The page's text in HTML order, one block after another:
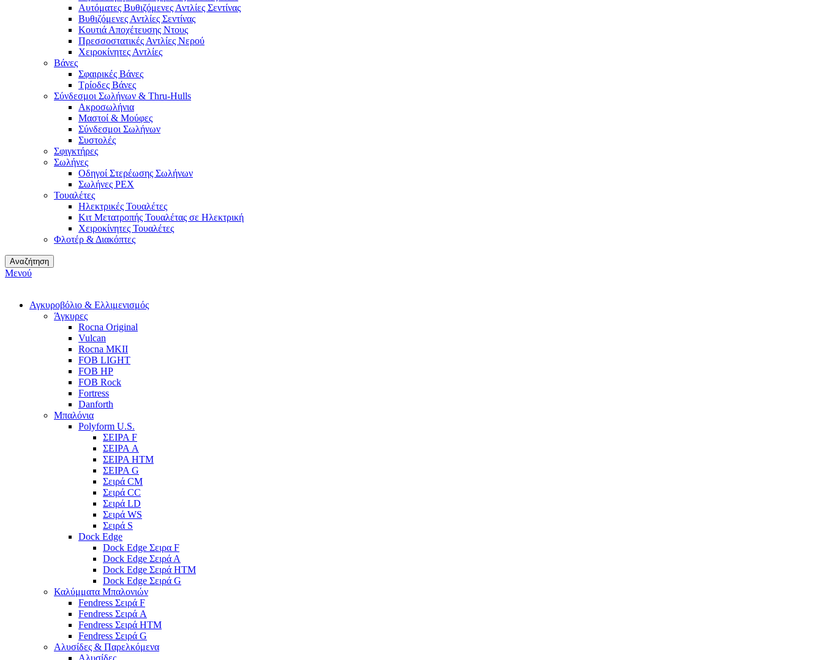
Αυτόματες Βυθιζόμενες Αντλίες Σεντίνας
Βυθιζόμενες Αντλίες Σεντίνας
Κουτιά Αποχέτευσης Ντους
Πρεσσοστατικές Αντλίες Νερού
Χειροκίνητες Αντλίες
Βάνες
Σφαιρικές Βάνες
Τρίοδες Βάνες
Σύνδεσμοι Σωλήνων & Thru-Hulls
Ακροσωλήνια
Μαστοί & Μούφες
Σύνδεσμοι Σωλήνων
Συστολές
Σφιγκτήρες
Σωλήνες
Οδηγοί Στερέωσης Σωλήνων
Σωλήνες PEX
Τουαλέτες
Ηλεκτρικές Τουαλέτες
Κιτ Μετατροπής Τουαλέτας σε Ηλεκτρική
Χειροκίνητες Τουαλέτες
Φλοτέρ & Διακόπτες
Αναζήτηση
Μενού
Αγκυροβόλιο & Ελλιμενισμός
Άγκυρες
Rocna Original
Vulcan
Rocna MKII
FOB LIGHT
FOB HP
FOB Rock
Fortress
Danforth
Μπαλόνια
Polyform U.S.
ΣΕΙΡΑ F
ΣΕΙΡΑ A
ΣΕΙΡΑ HTM
ΣΕΙΡΑ G
Σειρά CM
Σειρά CC
Σειρά LD
Σειρά WS
Σειρά S
Dock Edge
Dock Edge Σειρα F
Dock Edge Σειρά Α
Dock Edge Σειρά HTM
Dock Edge Σειρά G
Καλύμματα Μπαλονιών
Fendress Σειρά F
Fendress Σειρά A
Fendress Σειρά HTM
Fendress Σειρά G
Αλυσίδες & Παρελκόμενα
Αλυσίδες